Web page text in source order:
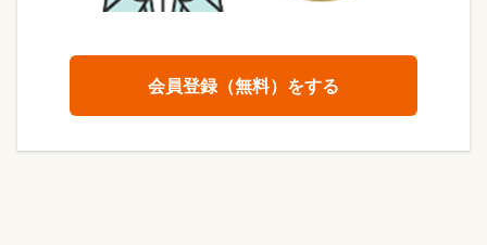
会員登録（無料）をする